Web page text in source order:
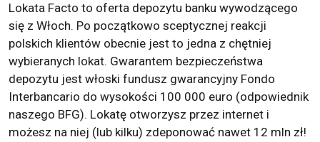
Lokata Facto to oferta depozytu banku wywodzącego
się z Włoch. Po początkowo sceptycznej reakcji
polskich klientów obecnie jest to jedna z chętniej
wybieranych lokat. Gwarantem bezpieczeństwa
depozytu jest włoski fundusz gwarancyjny Fondo
Interbancario do wysokości 100 000 euro (odpowiednik
naszego BFG). Lokatę otworzysz przez internet i
możesz na niej (lub kilku) zdeponować nawet 12 mln zł!